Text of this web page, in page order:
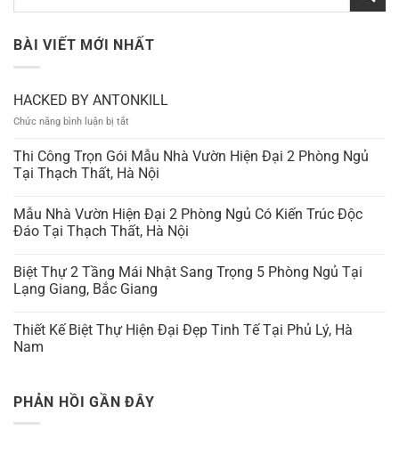
BÀI VIẾT MỚI NHẤT
HACKED BY ANTONKILL
Chức năng bình luận bị tắt
BY
ANTONKILL
Thi Công Trọn Gói Mẫu Nhà Vườn Hiện Đại 2 Phòng Ngủ
Tại Thạch Thất, Hà Nội
Mẫu Nhà Vườn Hiện Đại 2 Phòng Ngủ Có Kiến Trúc Độc
Đáo Tại Thạch Thất, Hà Nội
Biệt Thự 2 Tầng Mái Nhật Sang Trọng 5 Phòng Ngủ Tại
Lạng Giang, Bắc Giang
Thiết Kế Biệt Thự Hiện Đại Đẹp Tinh Tế Tại Phủ Lý, Hà
Nam
PHẢN HỒI GẦN ĐÂY